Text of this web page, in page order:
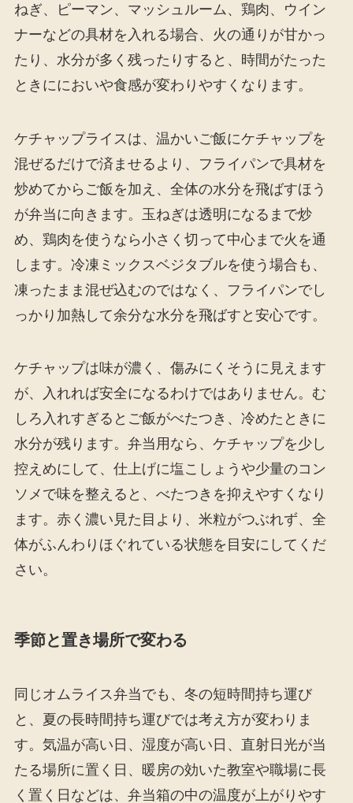
ねぎ、ピーマン、マッシュルーム、鶏肉、ウイン
ナーなどの具材を入れる場合、火の通りが甘かっ
たり、水分が多く残ったりすると、時間がたった
ときににおいや食感が変わりやすくなります。
ケチャップライスは、温かいご飯にケチャップを
混ぜるだけで済ませるより、フライパンで具材を
炒めてからご飯を加え、全体の水分を飛ばすほう
が弁当に向きます。玉ねぎは透明になるまで炒
め、鶏肉を使うなら小さく切って中心まで火を通
します。冷凍ミックスベジタブルを使う場合も、
凍ったまま混ぜ込むのではなく、フライパンでし
っかり加熱して余分な水分を飛ばすと安心です。
ケチャップは味が濃く、傷みにくそうに見えます
が、入れれば安全になるわけではありません。む
しろ入れすぎるとご飯がべたつき、冷めたときに
水分が残ります。弁当用なら、ケチャップを少し
控えめにして、仕上げに塩こしょうや少量のコン
ソメで味を整えると、べたつきを抑えやすくなり
ます。赤く濃い見た目より、米粒がつぶれず、全
体がふんわりほぐれている状態を目安にしてくだ
さい。
季節と置き場所で変わる
同じオムライス弁当でも、冬の短時間持ち運び
と、夏の長時間持ち運びでは考え方が変わりま
す。気温が高い日、湿度が高い日、直射日光が当
たる場所に置く日、暖房の効いた教室や職場に長
く置く日などは、弁当箱の中の温度が上がりやす